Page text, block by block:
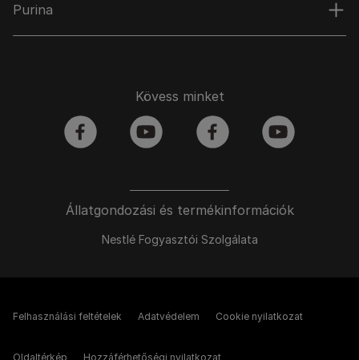
Purina
Állatgondozási és termékinformációk
Nestlé Fogyasztói Szolgálata
Kövess minket
facebook youtube facebook youtube
Felhasználási feltételek Adatvédelem Cookie nyilatkozat
Oldaltérkép Hozzáférhetőségi nyilatkozat